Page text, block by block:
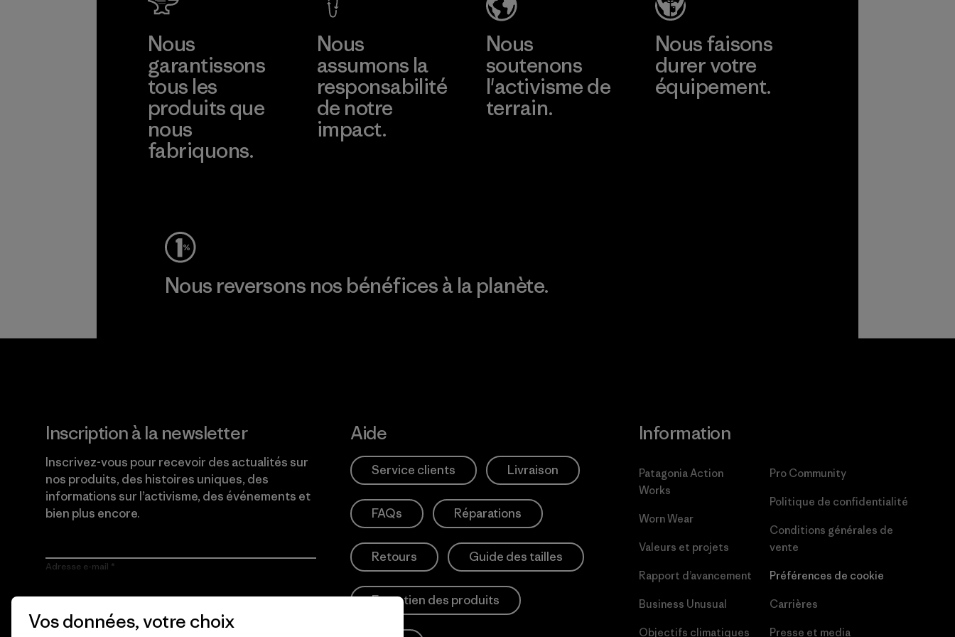
Material-supplier
Nous
garantissons
tous les
produits que
nous
fabriquons.
Nous
assumons la
responsabilité
de notre
impact.
Nous
soutenons
l'activisme de
terrain.
Nous faisons
durer votre
équipement.
Nous reversons nos bénéfices à la planète.
Inscription à la newsletter
Inscrivez-vous pour recevoir des actualités sur
nos produits, des histoires uniques, des
informations sur l’activisme, des événements et
bien plus encore.
Adresse e-mail
utilise mon adresse e-mail pour m’envoyer des e-mails
concernant les produits, les histoires originales, la
Aide
Service clients Livraison
FAQs Réparations
Retours Guide des tailles
Entretien des produits
Information
Patagonia Action
Works
Worn Wear
Valeurs et projets
Rapport d’avancement
Business Unusual
Objectifs climatiques
Pro Community
Politique de confidentialité
Conditions générales de
vente
Préférences de cookie
Carrières
Presse et media
Vos données, votre choix